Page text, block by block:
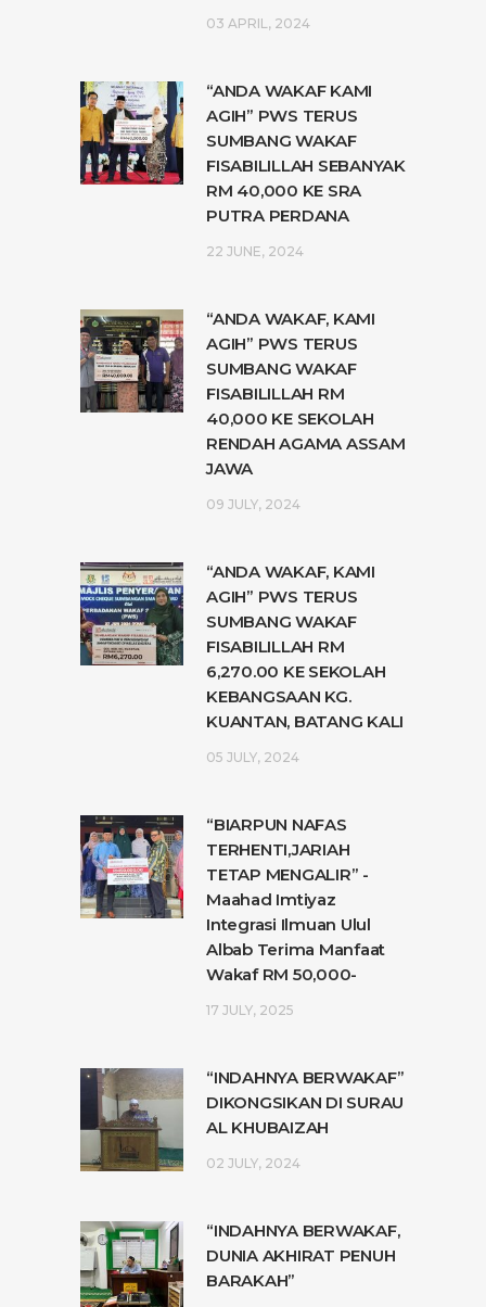
03 APRIL, 2024
“ANDA WAKAF KAMI
AGIH” PWS TERUS
SUMBANG WAKAF
FISABILILLAH SEBANYAK
RM 40,000 KE SRA
PUTRA PERDANA
22 JUNE, 2024
“ANDA WAKAF, KAMI
AGIH” PWS TERUS
SUMBANG WAKAF
FISABILILLAH RM
40,000 KE SEKOLAH
RENDAH AGAMA ASSAM
JAWA
09 JULY, 2024
“ANDA WAKAF, KAMI
AGIH” PWS TERUS
SUMBANG WAKAF
FISABILILLAH RM
6,270.00 KE SEKOLAH
KEBANGSAAN KG.
KUANTAN, BATANG KALI
05 JULY, 2024
“BIARPUN NAFAS
TERHENTI,JARIAH
TETAP MENGALIR” -
Maahad Imtiyaz
Integrasi Ilmuan Ulul
Albab Terima Manfaat
Wakaf RM 50,000-
17 JULY, 2025
“INDAHNYA BERWAKAF”
DIKONGSIKAN DI SURAU
AL KHUBAIZAH
02 JULY, 2024
“INDAHNYA BERWAKAF,
DUNIA AKHIRAT PENUH
BARAKAH”